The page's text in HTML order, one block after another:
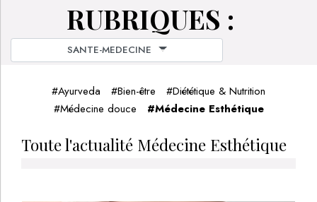
RUBRIQUES :
SANTE-MEDECINE
#Ayurveda #Bien-être #Diététique & Nutrition
#Médecine douce #Médecine Esthétique
Toute l'actualité Médecine Esthétique